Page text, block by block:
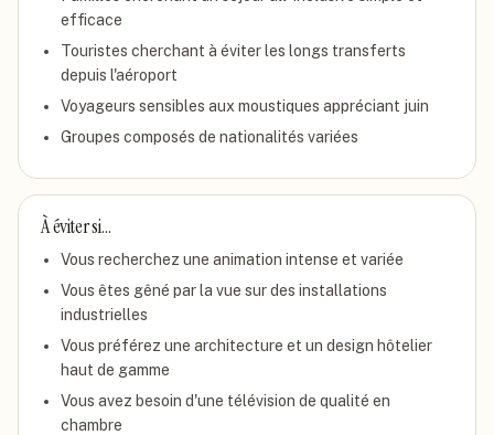
efficace
Touristes cherchant à éviter les longs transferts
depuis l'aéroport
Voyageurs sensibles aux moustiques appréciant juin
Groupes composés de nationalités variées
À éviter si…
Vous recherchez une animation intense et variée
Vous êtes gêné par la vue sur des installations
industrielles
Vous préférez une architecture et un design hôtelier
haut de gamme
Vous avez besoin d'une télévision de qualité en
chambre